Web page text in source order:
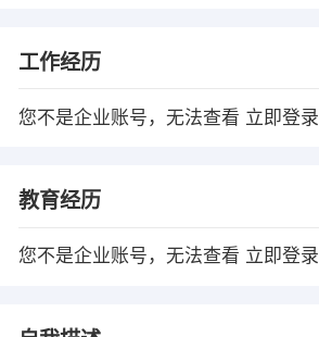
工作经历
您不是企业账号，无法查看 立即登录
教育经历
您不是企业账号，无法查看 立即登录